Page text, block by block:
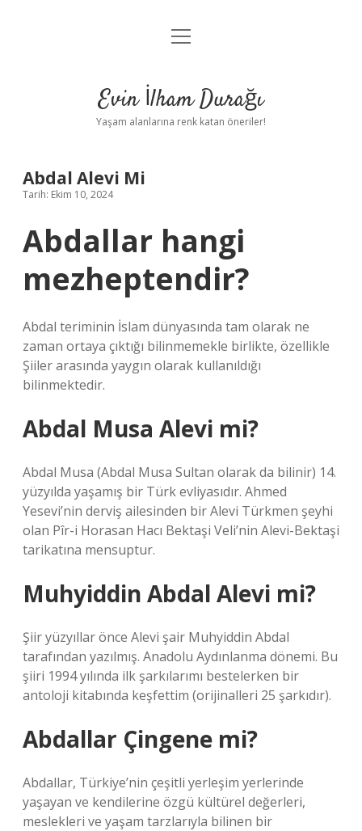
Anasayfa
Yasal Uyarı
menüyü
Evin İlham Durağı
Yaşam alanlarına renk katan öneriler!
Abdal Alevi Mi
Tarih: Ekim 10, 2024
Abdallar hangi
mezheptendir?
Abdal teriminin İslam dünyasında tam olarak ne
zaman ortaya çıktığı bilinmemekle birlikte, özellikle
Şiiler arasında yaygın olarak kullanıldığı
bilinmektedir.
Abdal Musa Alevi mi?
Abdal Musa (Abdal Musa Sultan olarak da bilinir) 14.
yüzyılda yaşamış bir Türk evliyasıdır. Ahmed
Yesevi’nin derviş ailesinden bir Alevi Türkmen şeyhi
olan Pîr-i Horasan Hacı Bektaşi Veli’nin Alevi-Bektaşi
tarikatına mensuptur.
Muhyiddin Abdal Alevi mi?
Şiir yüzyıllar önce Alevi şair Muhyiddin Abdal
tarafından yazılmış. Anadolu Aydınlanma dönemi. Bu
şiiri 1994 yılında ilk şarkılarımı bestelerken bir
antoloji kitabında keşfettim (orijinalleri 25 şarkıdır).
Abdallar Çingene mi?
Abdallar, Türkiye’nin çeşitli yerleşim yerlerinde
yaşayan ve kendilerine özgü kültürel değerleri,
meslekleri ve yaşam tarzlarıyla bilinen bir